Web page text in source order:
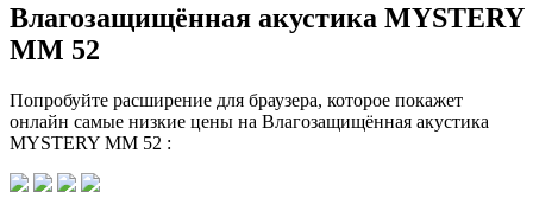
Влагозащищённая акустика MYSTERY
MM 52
Попробуйте расширение для браузера, которое покажет
онлайн самые низкие цены на Влагозащищённая акустика
MYSTERY MM 52 :